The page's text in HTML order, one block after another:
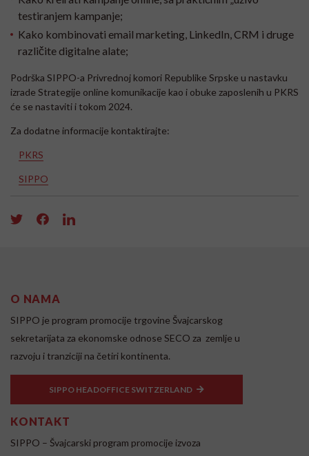
testiranjem kampanje;
Kako kombinovati email marketing, LinkedIn, CRM i druge
različite digitalne alate;
Podrška SIPPO-a Privrednoj komori Republike Srpske u nastavku
izrade Strategije online komunikacije kao i obuke zaposlenih u PKRS
će se nastaviti i tokom 2024.
Za dodatne informacije kontaktirajte:
PKRS
SIPPO
O NAMA
SIPPO je program promocije trgovine Švajcarskog
sekretarijata za ekonomske odnose SECO za zemlje u
razvoju i tranziciji na četiri kontinenta.
SIPPO HEADOFFICE SWITZERLAND
KONTAKT
SIPPO – Švajcarski program promocije izvoza